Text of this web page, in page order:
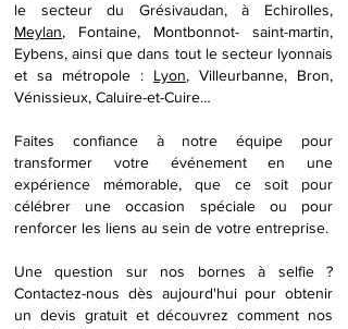
le secteur du Grésivaudan, à Echirolles,
Meylan, Fontaine, Montbonnot- saint-martin,
Eybens, ainsi que dans tout le secteur lyonnais
et sa métropole : Lyon, Villeurbanne, Bron,
Vénissieux, Caluire-et-Cuire…
Faites confiance à notre équipe pour
transformer votre événement en une
expérience mémorable, que ce soit pour
célébrer une occasion spéciale ou pour
renforcer les liens au sein de votre entreprise.
Une question sur nos bornes à selfie ?
Contactez-nous dès aujourd'hui pour obtenir
un devis gratuit et découvrez comment nos